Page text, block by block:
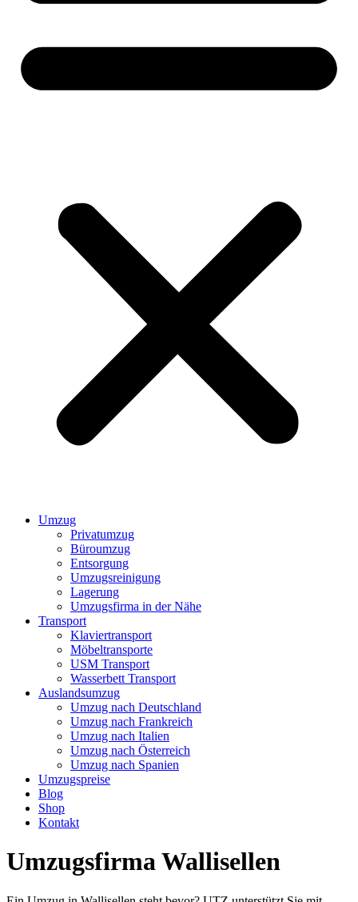
Umzug
Privatumzug
Büroumzug
Entsorgung
Umzugsreinigung
Lagerung
Umzugsfirma in der Nähe
Transport
Klaviertransport
Möbeltransporte
USM Transport
Wasserbett Transport
Auslandsumzug
Umzug nach Deutschland
Umzug nach Frankreich
Umzug nach Italien
Umzug nach Österreich
Umzug nach Spanien
Umzugspreise
Blog
Shop
Kontakt
Umzugsfirma Wallisellen